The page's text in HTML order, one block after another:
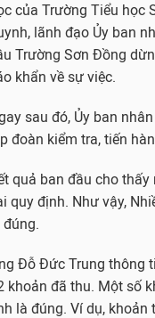
của Trường Tiểu học
lãnh đạo Ủy ban
Trường Sơn Đồng
khẩn về sự việc.
sau đó, Ủy ban
đoàn kiểm tra, tiến
quả ban đầu cho
quy định. Như vậy,
Đỗ Đức Trung thông
khoản đã thu. Một số
là đúng. Ví dụ,